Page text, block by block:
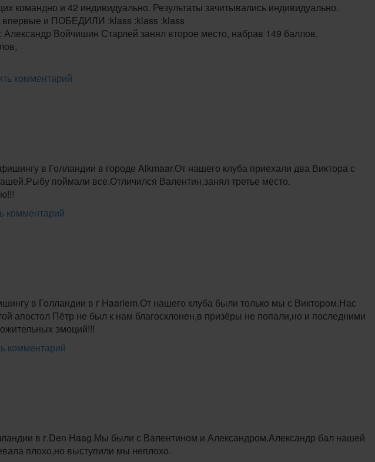
командно и 42 индивидуально. Результаты зачитывались индивидуально.
и ПОБЕДИЛИ :klass :klass :klass
Войчишин Старлей занял второе место, набрав 149 баллов,
комментарий
в Голландии в городе Alkmaar.От нашего клуба приехали два Виктора с
поймали все.Отличился Валентин,занял третье место.
комментарий
в Голландии в г Haarlem.От нашего клуба были только мы с Виктором.Нас
апостол Пётр не был к нам благосклонен,в призёры не попали,но и последними
эмоций!!!
комментарий
в г.Den Haag.Мы были с Валентином и Александром.Александр бал нашей
плохо,но выступили мы неплохо.